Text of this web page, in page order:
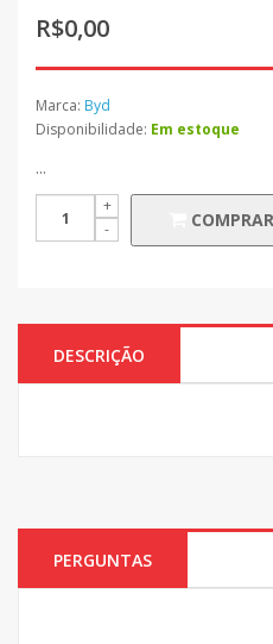
R$0,00
Marca: Byd
Disponibilidade: Em estoque
...
COMPRAR
DESCRIÇÃO
PERGUNTAS